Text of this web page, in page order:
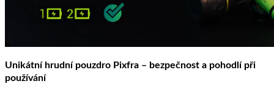
Unikátní hrudní pouzdro Pixfra – bezpečnost a pohodlí při
používání